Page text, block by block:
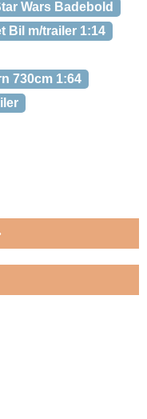
Wars Badebold
Bil m/trailer 1:14
730cm 1:64